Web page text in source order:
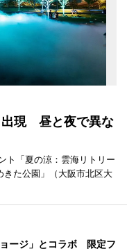
出現 昼と夜で異な
ト「夏の涼：雲海リトリー
きた公園」（大阪市北区大
ージ」とコラボ 限定フ